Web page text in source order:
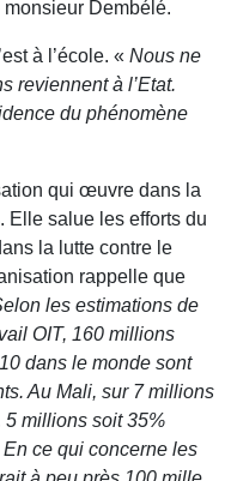
Dembélé.
à l’école. « Nous ne
reviennent à l’Etat.
du phénomène
qui œuvre dans la
Elle salue les efforts du
la lutte contre le
rappelle que
les estimations de
OIT, 160 millions
dans le monde sont
Au Mali, sur 7 millions
5 millions soit 35%
ce qui concerne les